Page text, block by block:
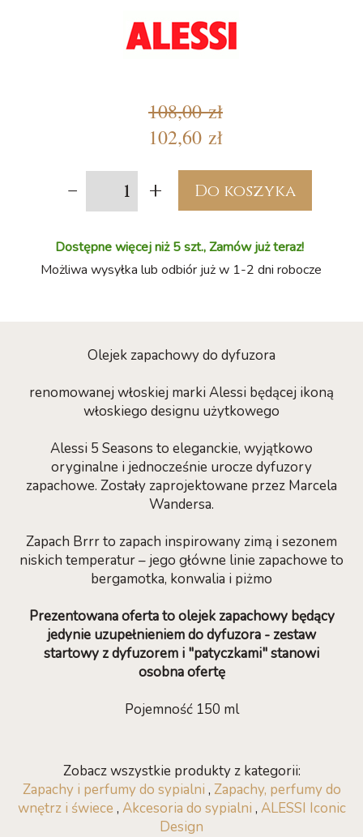
108,00 zł
102,60 zł
- + Do koszyka
Dostępne więcej niż 5 szt., Zamów już teraz!
Możliwa wysyłka lub odbiór już w 1-2 dni robocze
Olejek zapachowy do dyfuzora
renomowanej włoskiej marki Alessi będącej ikoną
włoskiego designu użytkowego
Alessi 5 Seasons to eleganckie, wyjątkowo
oryginalne i jednocześnie urocze dyfuzory
zapachowe. Zostały zaprojektowane przez Marcela
Wandersa.
Zapach Brrr to zapach inspirowany zimą i sezonem
niskich temperatur – jego główne linie zapachowe to
bergamotka, konwalia i piżmo
Prezentowana oferta to olejek zapachowy będący
jedynie uzupełnieniem do dyfuzora - zestaw
startowy z dyfuzorem i "patyczkami" stanowi
osobna ofertę
Pojemność 150 ml
Zobacz wszystkie produkty z kategorii:
Zapachy i perfumy do sypialni , Zapachy, perfumy do
wnętrz i świece , Akcesoria do sypialni , ALESSI Iconic
Design